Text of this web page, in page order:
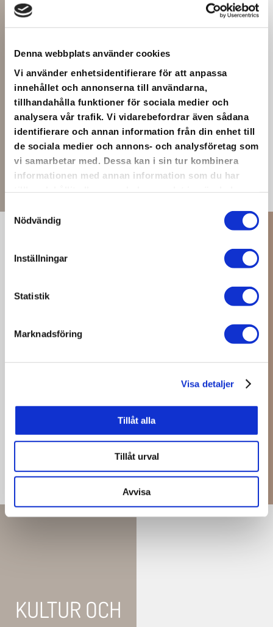
Denna webbplats använder cookies
Vi använder enhetsidentifierare för att anpassa
innehållet och annonserna till användarna,
tillhandahålla funktioner för sociala medier och
analysera vår trafik. Vi vidarebefordrar även sådana
identifierare och annan information från din enhet till
de sociala medier och annons- och analysföretag som
vi samarbetar med. Dessa kan i sin tur kombinera
informationen med annan information som du har
Nödvändig
Inställningar
Statistik
Marknadsföring
Visa detaljer
Tillåt alla
Tillåt urval
Avvisa
SE MER
FISKE
SE MER
KULTUR OCH